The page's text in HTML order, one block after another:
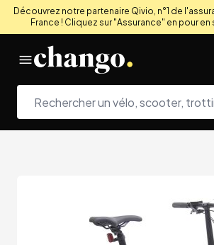
Découvrez notre partenaire Qivio, n°1 de
France ! Cliquez sur "Assurance" en pour en